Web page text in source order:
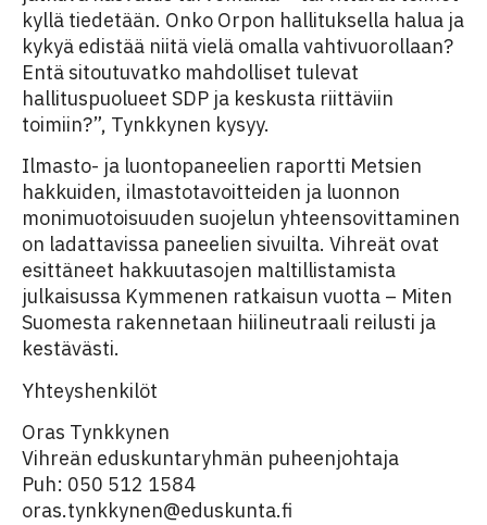
kyllä tiedetään. Onko Orpon hallituksella halua ja
kykyä edistää niitä vielä omalla vahtivuorollaan?
Entä sitoutuvatko mahdolliset tulevat
hallituspuolueet SDP ja keskusta riittäviin
toimiin?”, Tynkkynen kysyy.
Ilmasto- ja luontopaneelien raportti Metsien
hakkuiden, ilmastotavoitteiden ja luonnon
monimuotoisuuden suojelun yhteensovittaminen
on ladattavissa paneelien sivuilta. Vihreät ovat
esittäneet hakkuutasojen maltillistamista
julkaisussa Kymmenen ratkaisun vuotta – Miten
Suomesta rakennetaan hiilineutraali reilusti ja
kestävästi.
Yhteyshenkilöt
Oras Tynkkynen
Vihreän eduskuntaryhmän puheenjohtaja
Puh: 050 512 1584
oras.tynkkynen@eduskunta.fi